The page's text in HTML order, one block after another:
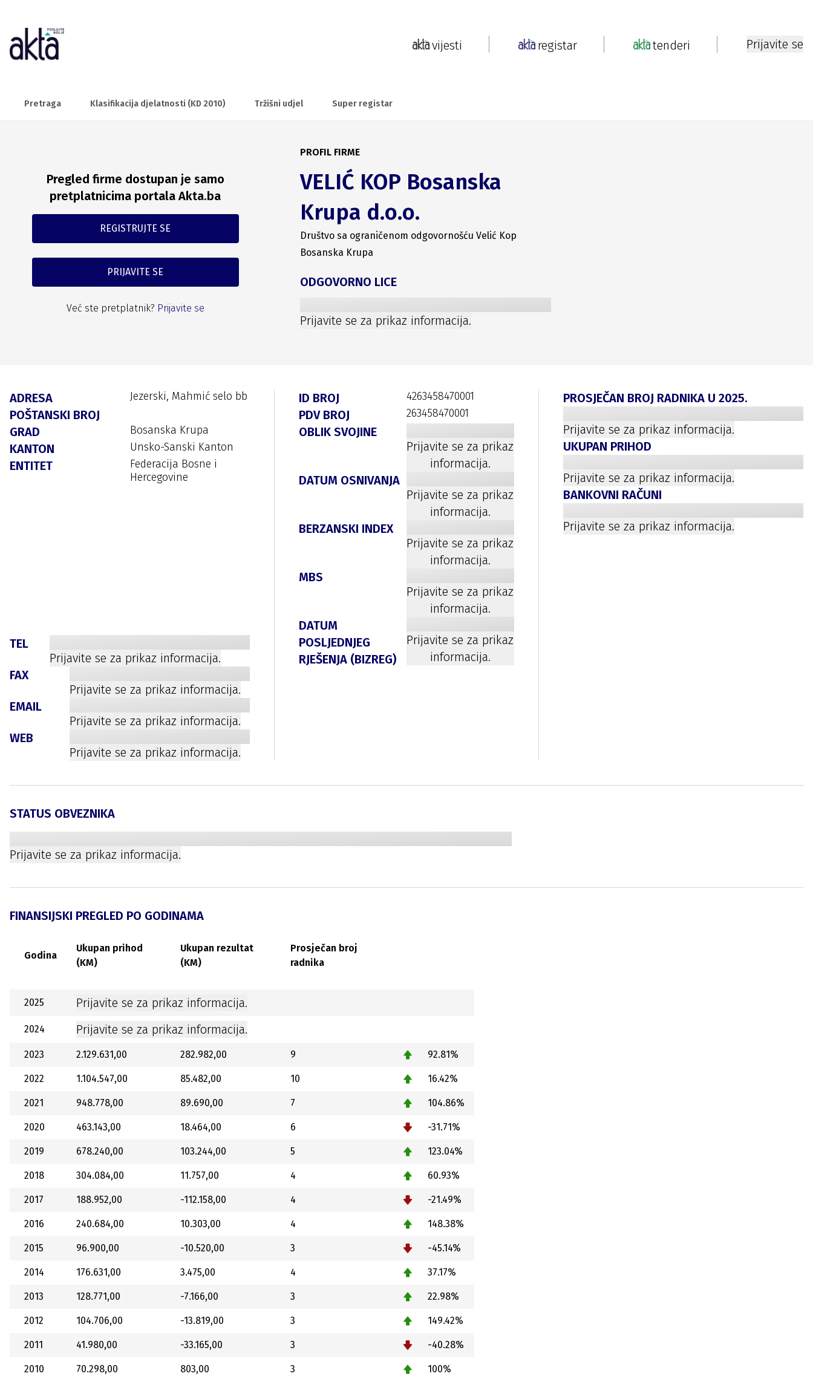
vijesti registar tenderi Prijavite se
Pretraga Klasifikacija djelatnosti (KD 2010) Tržišni udjel Super registar
Pregled firme dostupan je samo
pretplatnicima portala Akta.ba
REGISTRUJTE SE
PRIJAVITE SE
Već ste pretplatnik? Prijavite se
PROFIL FIRME
VELIĆ KOP Bosanska
Krupa d.o.o.
Društvo sa ograničenom odgovornošću Velić Kop
Bosanska Krupa
ODGOVORNO LICE
Prijavite se za prikaz informacija.
ADRESA Jezerski, Mahmić selo bb
POŠTANSKI BROJ
GRAD
Bosanska Krupa
KANTON Unsko-Sanski Kanton
ENTITET
Federacija Bosne i
Hercegovine
TEL
Prijavite se za prikaz informacija.
FAX
Prijavite se za prikaz informacija.
EMAIL
Prijavite se za prikaz informacija.
WEB
Prijavite se za prikaz informacija.
ID BROJ 4263458470001
PDV BROJ 263458470001
OBLIK SVOJINE
Prijavite se za prikaz
informacija.
DATUM OSNIVANJA
Prijavite se za prikaz
informacija.
BERZANSKI INDEX
Prijavite se za prikaz
informacija.
MBS
Prijavite se za prikaz
informacija.
DATUM
POSLJEDNJEG
RJEŠENJA (BIZREG)
Prijavite se za prikaz
informacija.
PROSJEČAN BROJ RADNIKA U 2025.
Prijavite se za prikaz informacija.
UKUPAN PRIHOD
Prijavite se za prikaz informacija.
BANKOVNI RAČUNI
Prijavite se za prikaz informacija.
STATUS OBVEZNIKA
Prijavite se za prikaz informacija.
FINANSIJSKI PREGLED PO GODINAMA
Godina
Ukupan prihod
(KM)
Ukupan rezultat
(KM)
Prosječan broj
radnika
2025 Prijavite se za prikaz informacija.
2024 Prijavite se za prikaz informacija.
2023 2.129.631,00 282.982,00 9 92.81%
2022 1.104.547,00 85.482,00 10 16.42%
2021 948.778,00 89.690,00 7 104.86%
2020 463.143,00 18.464,00 6 -31.71%
2019 678.240,00 103.244,00 5 123.04%
2018 304.084,00 11.757,00 4 60.93%
2017 188.952,00 -112.158,00 4 -21.49%
2016 240.684,00 10.303,00 4 148.38%
2015 96.900,00 -10.520,00 3 -45.14%
2014 176.631,00 3.475,00 4 37.17%
2013 128.771,00 -7.166,00 3 22.98%
2012 104.706,00 -13.819,00 3 149.42%
2011 41.980,00 -33.165,00 3 -40.28%
2010 70.298,00 803,00 3 100%